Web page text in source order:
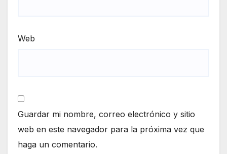
Web
Guardar mi nombre, correo electrónico y sitio
web en este navegador para la próxima vez que
haga un comentario.